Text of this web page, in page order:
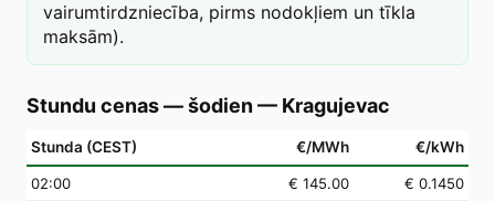
vairumtirdzniecība, pirms nodokļiem un tīkla
maksām).
Stundu cenas — šodien — Kragujevac
Stunda (CEST) €/MWh €/kWh
02:00 € 145.00
€ 0.1450